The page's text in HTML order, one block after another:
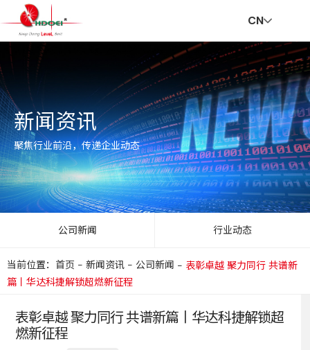
页
走
进
华
达
创
新
与
服
新
闻
资
讯
会
责
任
招
贤
纳
士
联
系
我
们
V
R
CN
新闻资讯
聚焦行业前沿，传递企业动态
公司新闻 行业动态
当前位置：首页 - 新闻资讯 - 公司新闻 - 表彰卓越 聚力同行 共谱新
篇丨华达科捷解锁超燃新征程
表彰卓越 聚力同行 共谱新篇丨华达科捷解锁超
燃新征程